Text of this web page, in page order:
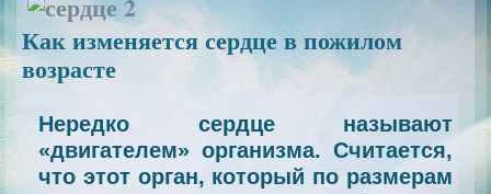
Как изменяется сердце в пожилом
возрасте
Нередко сердце называют
«двигателем» организма. Считается,
что этот орган, который по размерам